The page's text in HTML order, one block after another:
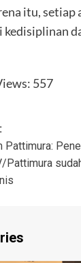
itu,
557
Pattimura:
Pattimura